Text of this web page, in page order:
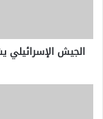
لبنان
الجيش